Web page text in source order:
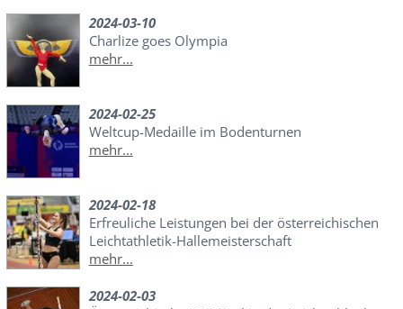
2024-03-10
Charlize goes Olympia
mehr...
2024-02-25
Weltcup-Medaille im Bodenturnen
mehr...
2024-02-18
Erfreuliche Leistungen bei der österreichischen
Leichtathletik-Hallemeisterschaft
mehr...
2024-02-03